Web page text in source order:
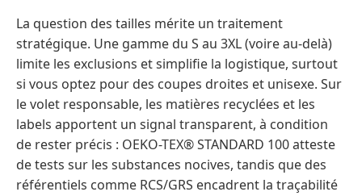
La question des tailles mérite un traitement
stratégique. Une gamme du S au 3XL (voire au-delà)
limite les exclusions et simplifie la logistique, surtout
si vous optez pour des coupes droites et unisexe. Sur
le volet responsable, les matières recyclées et les
labels apportent un signal transparent, à condition
de rester précis : OEKO-TEX® STANDARD 100 atteste
de tests sur les substances nocives, tandis que des
référentiels comme RCS/GRS encadrent la traçabilité